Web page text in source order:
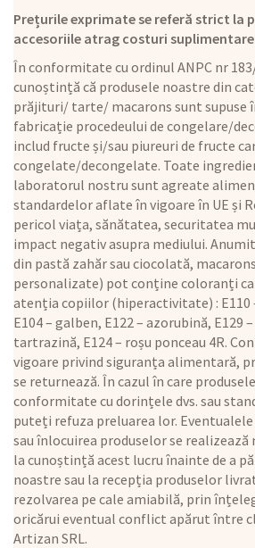
Prețurile exprimate se referă strict la
accesoriile atrag costuri
În conformitate cu ordinul ANPC nr
cunoștință că produsele noastre din
prăjituri/ tarte/ macarons sunt supuse
fabricație procedeului de congelare/
includ fructe și/sau piureuri de fructe
congelate/decongelate. Toate
laboratorul nostru sunt agreate
standardelor aflate în vigoare în UE și
pericol viața, sănătatea, securitatea
impact negativ asupra mediului.
din pastă zahăr sau ciocolată,
personalizate) pot conține coloranți
atenția copiilor (hiperactivitate) :
E104 – galben, E122 – azorubină, E129
tartrazină, E124 – roșu ponceau 4R.
vigoare privind siguranța alimentară,
se returnează. În cazul în care
conformitate cu dorințele dvs. sau
puteți refuza preluarea lor.
sau înlocuirea produselor se realizează
la cunoștință acest lucru înainte de a
noastre sau la recepția produselor
rezolvarea pe cale amiabilă, prin
oricărui eventual conflict apărut între
Artizan SRL.